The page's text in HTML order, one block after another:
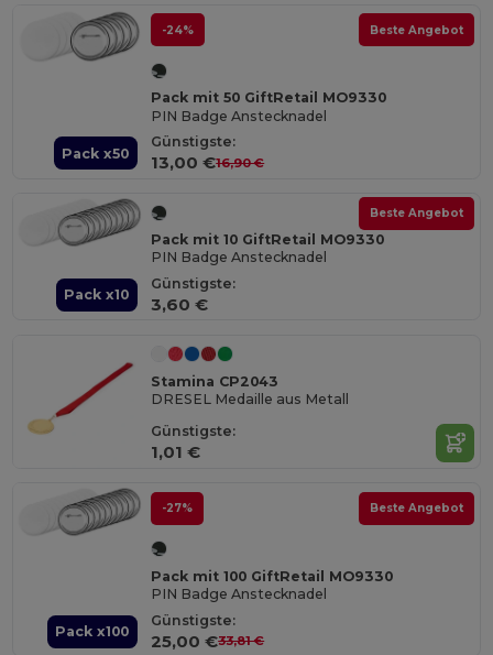
Pack x50
-24% Beste Angebot
Pack mit 50 GiftRetail MO9330
PIN Badge Anstecknadel
Günstigste:
13,00 €16,90 €
Pack x10
Beste Angebot
Pack mit 10 GiftRetail MO9330
PIN Badge Anstecknadel
Günstigste:
3,60 €
Stamina CP2043
DRESEL Medaille aus Metall
Günstigste:
1,01 €
Pack x100
-27% Beste Angebot
Pack mit 100 GiftRetail MO9330
PIN Badge Anstecknadel
Günstigste:
25,00 €33,81 €